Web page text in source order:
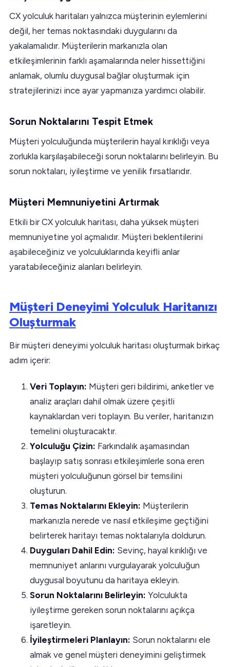
CX yolculuk haritaları yalnızca müşterinin eylemlerini
değil, her temas noktasındaki duygularını da
yakalamalıdır. Müşterilerin markanızla olan
etkileşimlerinin farklı aşamalarında neler hissettiğini
anlamak, olumlu duygusal bağlar oluşturmak için
stratejilerinizi ince ayar yapmanıza yardımcı olabilir.
Sorun Noktalarını Tespit Etmek
Müşteri yolculuğunda müşterilerin hayal kırıklığı veya
zorlukla karşılaşabileceği sorun noktalarını belirleyin. Bu
sorun noktaları, iyileştirme ve yenilik fırsatlarıdır.
Müşteri Memnuniyetini Artırmak
Etkili bir CX yolculuk haritası, daha yüksek müşteri
memnuniyetine yol açmalıdır. Müşteri beklentilerini
aşabileceğiniz ve yolculuklarında keyifli anlar
yaratabileceğiniz alanları belirleyin.
Müşteri Deneyimi Yolculuk Haritanızı
Oluşturmak
Bir müşteri deneyimi yolculuk haritası oluşturmak birkaç
adım içerir:
Veri Toplayın: Müşteri geri bildirimi, anketler ve
analiz araçları dahil olmak üzere çeşitli
kaynaklardan veri toplayın. Bu veriler, haritanızın
temelini oluşturacaktır.
Yolculuğu Çizin: Farkındalık aşamasından
başlayıp satış sonrası etkileşimlerle sona eren
müşteri yolculuğunun görsel bir temsilini
oluşturun.
Temas Noktalarını Ekleyin: Müşterilerin
markanızla nerede ve nasıl etkileşime geçtiğini
belirterek haritayı temas noktalarıyla doldurun.
Duyguları Dahil Edin: Sevinç, hayal kırıklığı ve
memnuniyet anlarını vurgulayarak yolculuğun
duygusal boyutunu da haritaya ekleyin.
Sorun Noktalarını Belirleyin: Yolculukta
iyileştirme gereken sorun noktalarını açıkça
işaretleyin.
İyileştirmeleri Planlayın: Sorun noktalarını ele
almak ve genel müşteri deneyimini geliştirmek